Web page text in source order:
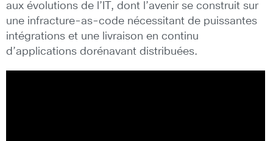
aux évolutions de l’IT, dont l’avenir se construit sur
une infracture-as-code nécessitant de puissantes
intégrations et une livraison en continu
d’applications dorénavant distribuées.